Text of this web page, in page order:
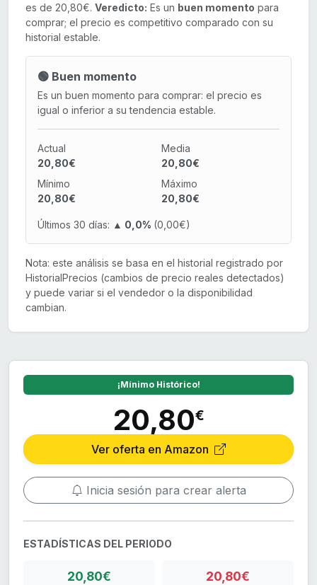
es de 20,80€. Veredicto: Es un buen momento para
comprar; el precio es competitivo comparado con su
historial estable.
🟢 Buen momento
Es un buen momento para comprar: el precio es
igual o inferior a su tendencia estable.
Actual
20,80€
Media
20,80€
Mínimo
20,80€
Máximo
20,80€
Últimos 30 días: ▲ 0,0% (0,00€)
Nota: este análisis se basa en el historial registrado por
HistorialPrecios (cambios de precio reales detectados)
y puede variar si el vendedor o la disponibilidad
cambian.
¡Mínimo Histórico!
20,80€
Ver oferta en Amazon
Inicia sesión para crear alerta
ESTADÍSTICAS DEL PERIODO
20,80€ 20,80€